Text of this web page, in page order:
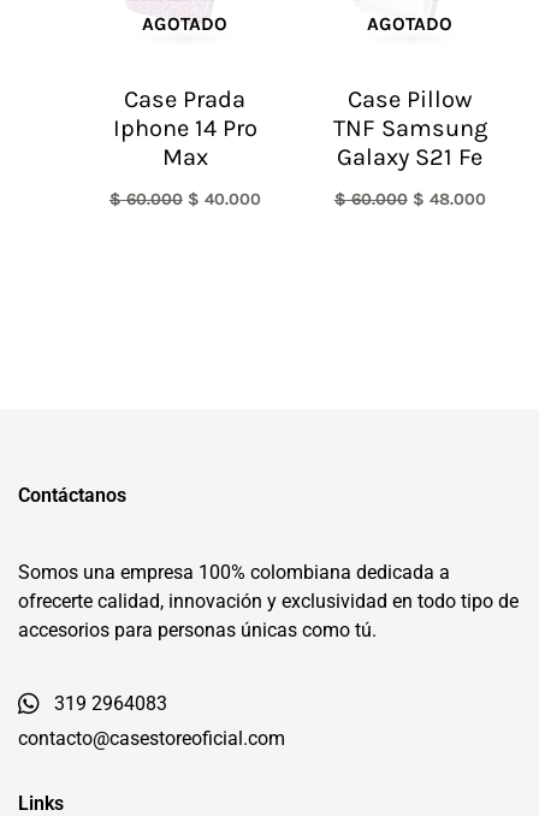
AGOTADO
Case Prada
Iphone 14 Pro
Max
$60.000 $ 40.000
AGOTADO
Case Pillow
TNF Samsung
Galaxy S21 Fe
$60.000 $ 48.000
Contáctanos
Somos una empresa 100% colombiana dedicada a
ofrecerte calidad, innovación y exclusividad en todo tipo de
accesorios para personas únicas como tú.
319 2964083
contacto@casestoreoficial.com
Links